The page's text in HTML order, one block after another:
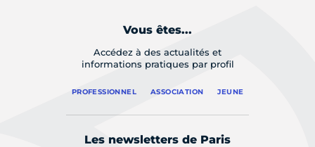
Vous êtes...
Accédez à des actualités et
informations pratiques par profil
PROFESSIONNEL ASSOCIATION JEUNE
Les newsletters de Paris